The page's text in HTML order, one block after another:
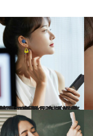
レスイヤホン5選】 梅雨の時期も楽しくおでかけしたい！ 来週発売の新製品もご紹介
フスタイル